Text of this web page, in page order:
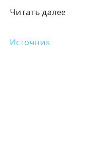
Читать далее
Источник